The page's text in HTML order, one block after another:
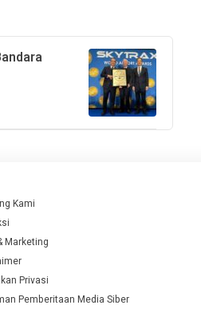
Kami
Marketing
Privasi
Pemberitaan Media Siber